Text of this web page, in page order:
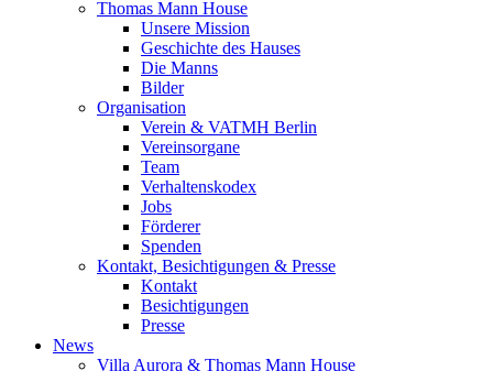
Thomas Mann House
Unsere Mission
Geschichte des Hauses
Die Manns
Bilder
Organisation
Verein & VATMH Berlin
Vereinsorgane
Team
Verhaltenskodex
Jobs
Förderer
Spenden
Kontakt, Besichtigungen & Presse
Kontakt
Besichtigungen
Presse
News
Villa Aurora & Thomas Mann House